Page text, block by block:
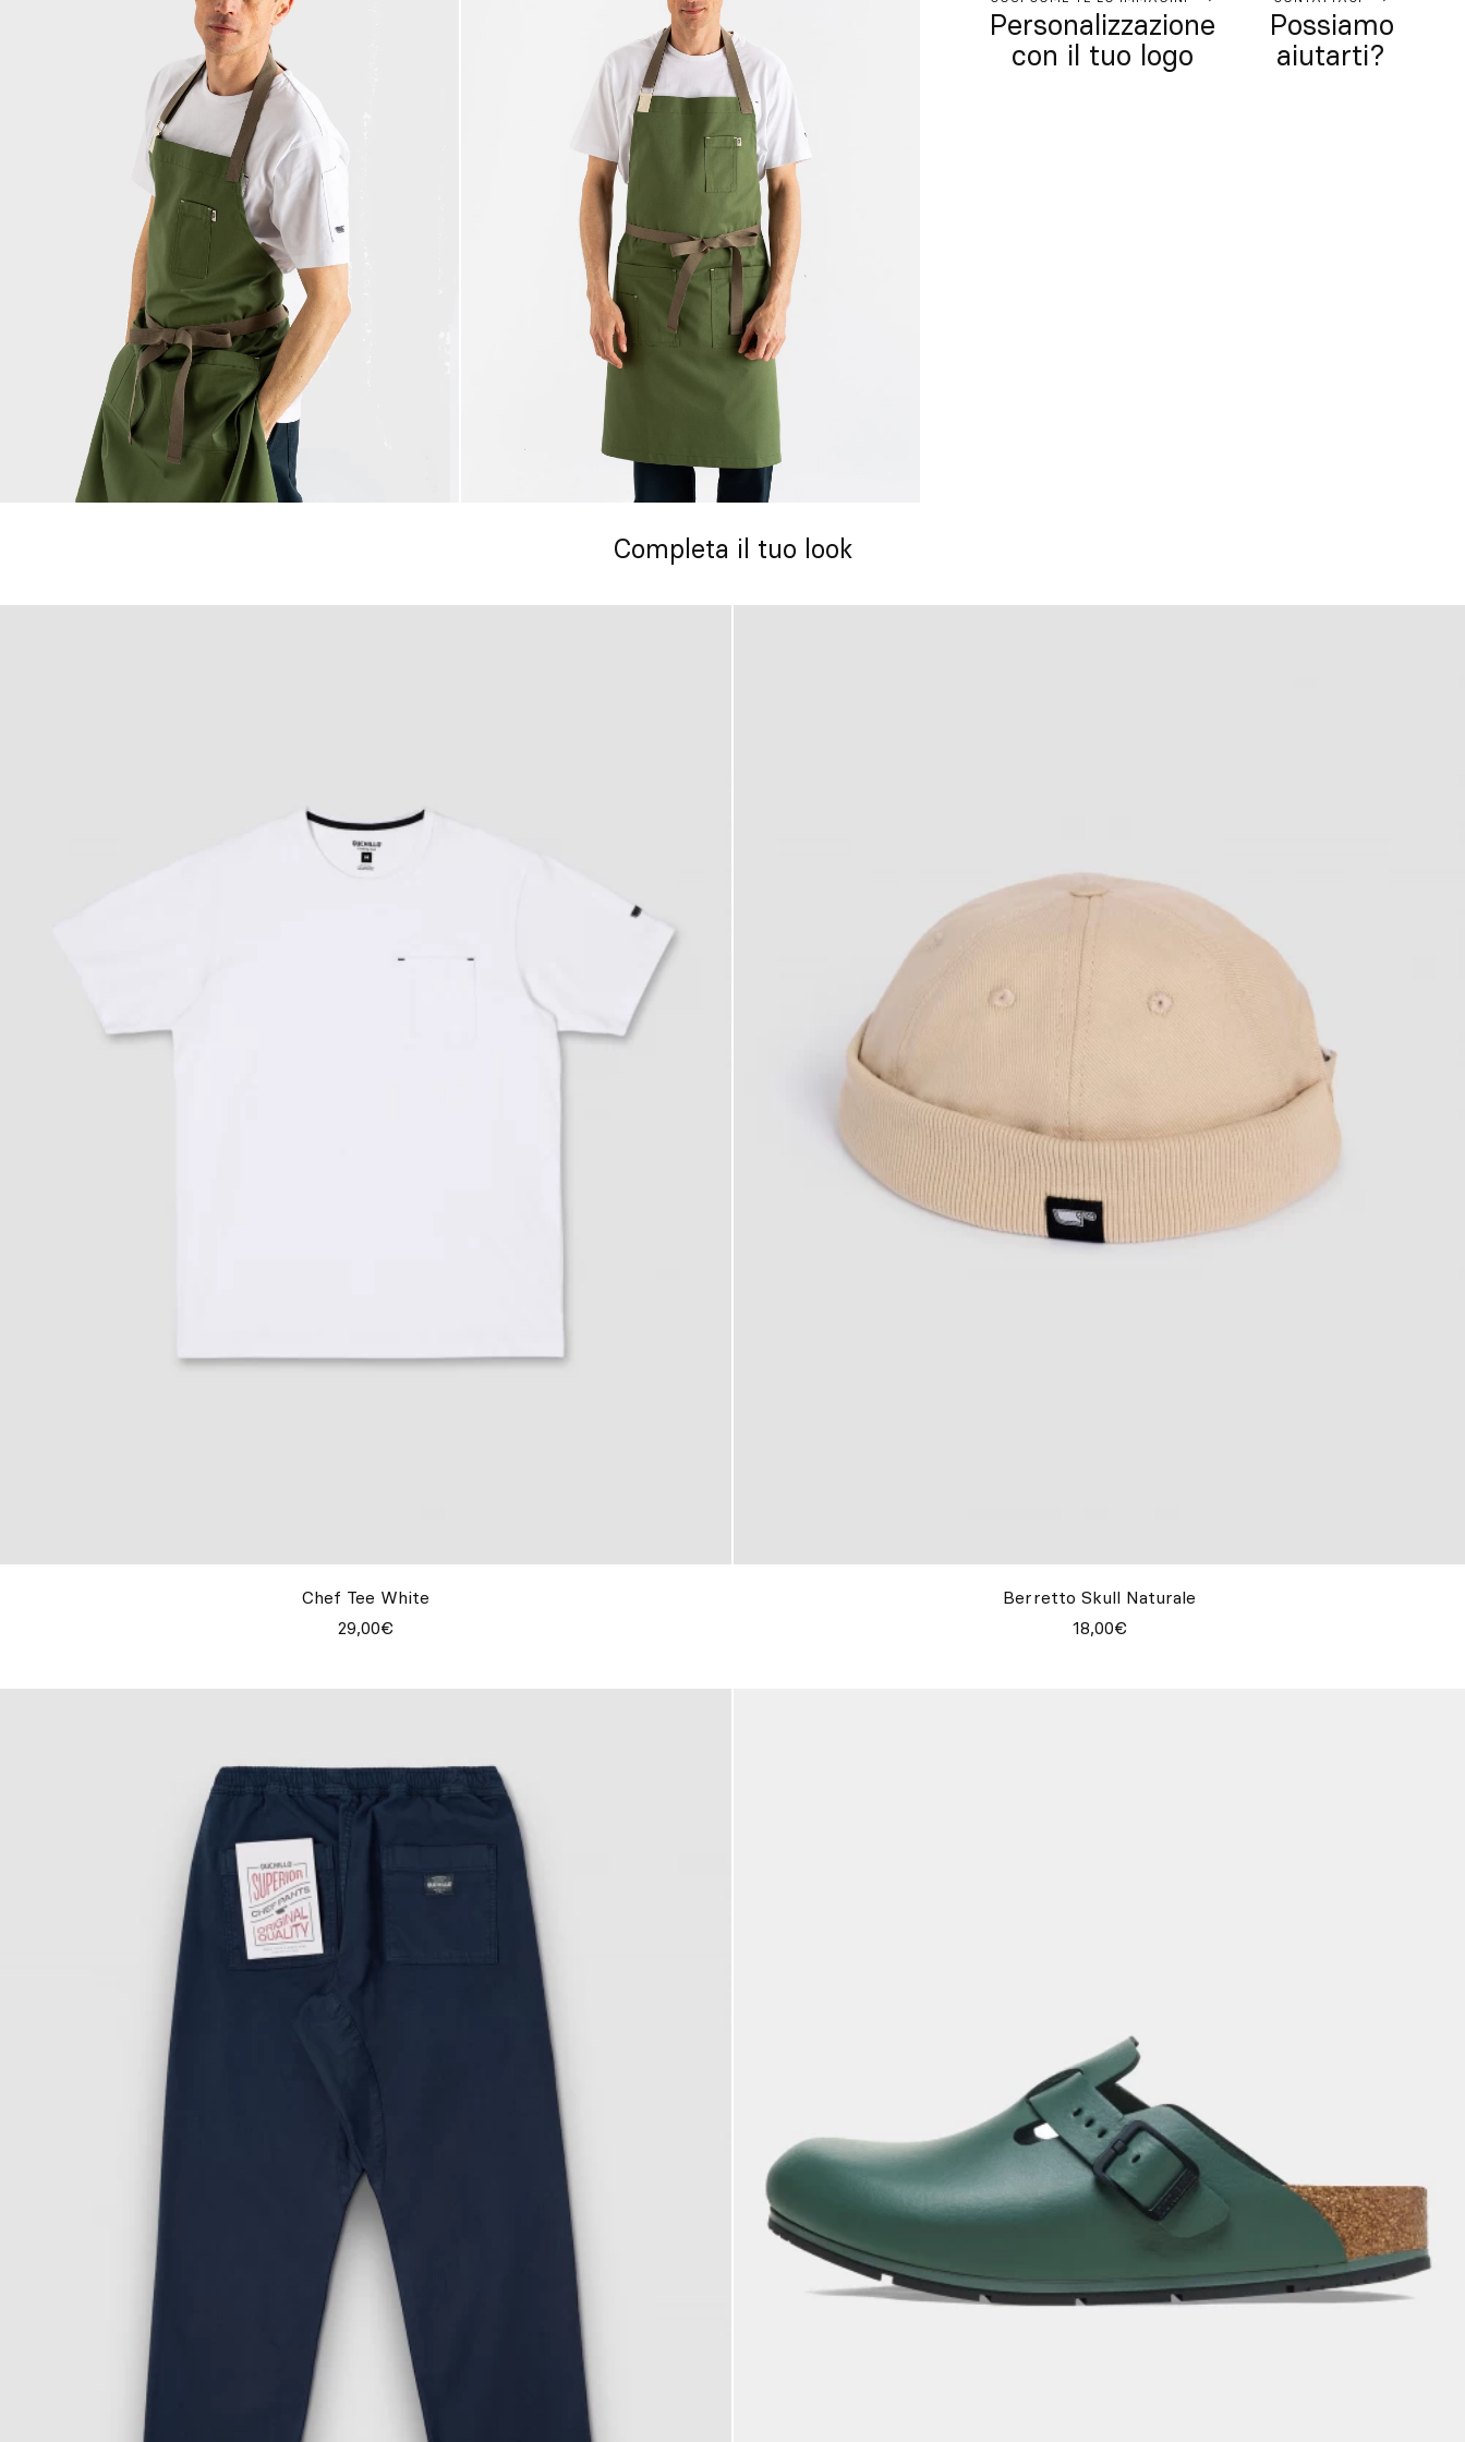
Personalizzazione
con il tuo logo
Possiamo
aiutarti?
Completa il tuo look
Chef Tee White
29,00€
Berretto Skull Naturale
18,00€